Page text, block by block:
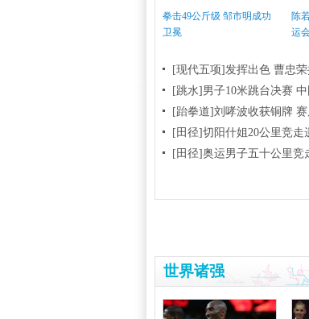
拳击49公斤级 邹市明成功
卫冕
陈
运
[现代五项]发挥出色 曹忠
[跳水]男子10米跳台决赛
[跆拳道]刘哮波收获铜牌
[田径]切阳什姐20公里竞走
[田径]奥运男子五十公里竞
世界诸强